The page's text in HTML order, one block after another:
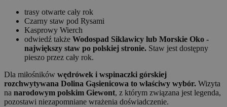
trasy otwarte cały rok
Czarny staw pod Rysami
Kasprowy Wierch
odwiedź także Wodospad Siklawicy lub Morskie Oko -
największy staw po polskiej stronie. Staw jest dostępny
pieszo przez cały rok.
Dla miłośników wędrówek i wspinaczki górskiej
rozchwytywana Dolina Gąsienicowa to właściwy wybór. Wizyta
na narodowym polskim Giewont, z którym związana jest legenda,
pozostawi niezapomniane wrażenia doświadczenie.